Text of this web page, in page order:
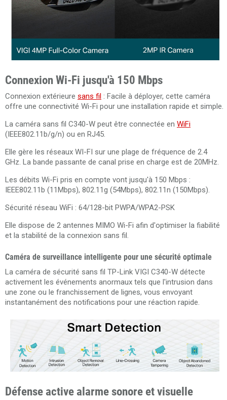
Connexion Wi-Fi jusqu'à 150 Mbps
Connexion extérieure sans fil : Facile à déployer, cette caméra
offre une connectivité Wi-Fi pour une installation rapide et simple.
La caméra sans fil C340-W peut être connectée en WiFi
(IEEE802.11b/g/n) ou en RJ45.
Elle gère les réseaux WI-FI sur une plage de fréquence de 2.4
GHz. La bande passante de canal prise en charge est de 20MHz.
Les débits Wi-Fi pris en compte vont jusqu'à 150 Mbps :
IEEE802.11b (11Mbps), 802.11g (54Mbps), 802.11n (150Mbps).
Sécurité réseau WiFi : 64/128-bit PWPA/WPA2-PSK
Elle dispose de 2 antennes MIMO Wi-Fi afin d'optimiser la fiabilité
et la stabilité de la connexion sans fil.
Caméra de surveillance intelligente pour une sécurité optimale
La caméra de sécurité sans fil TP-Link VIGI C340-W détecte
activement les événements anormaux tels que l'intrusion dans
une zone ou le franchissement de lignes, vous envoyant
instantanément des notifications pour une réaction rapide.
Défense active alarme sonore et visuelle